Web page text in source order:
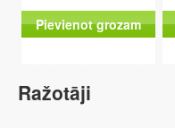
Pievienot grozam
Ražotāji